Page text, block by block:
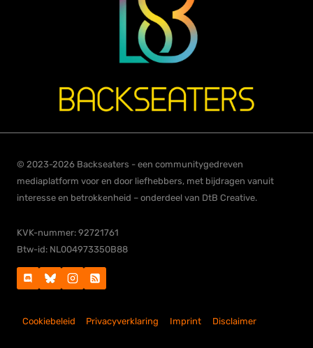
© 2023-2026 Backseaters - een communitygedreven
mediaplatform voor en door liefhebbers, met bijdragen vanuit
interesse en betrokkenheid – onderdeel van DtB Creative.
KVK-nummer: 92721761
Btw-id: NL004973350B88
Cookiebeleid Privacyverklaring Imprint Disclaimer